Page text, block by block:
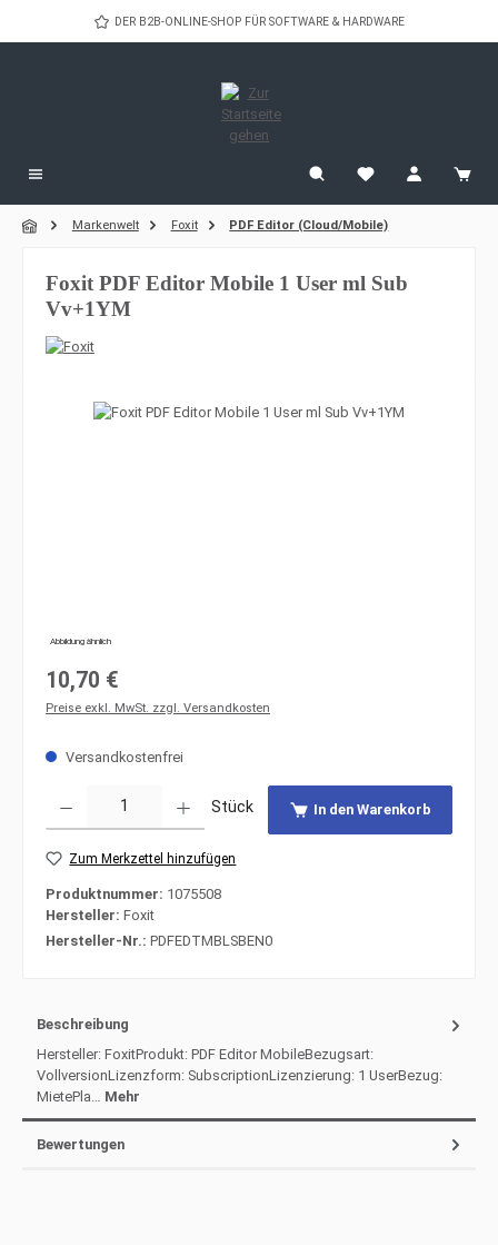
Zum Hauptinhalt springenDER B2B-ONLINE-SHOP FÜR SOFTWARE & HARDWARE
Markenwelt Foxit PDF Editor (Cloud/Mobile)
Foxit PDF Editor Mobile 1 User ml Sub
Vv+1YM
Bildergalerie überspringen
Abbildung ähnlich
Regulärer Preis:
10,70 €
Preise exkl. MwSt. zzgl. Versandkosten
Versandkostenfrei
Stück In den Warenkorb
Zum Merkzettel hinzufügen
Produktnummer: 1075508
Hersteller: Foxit
Hersteller-Nr.: PDFEDTMBLSBEN0
Beschreibung
Hersteller: FoxitProdukt: PDF Editor MobileBezugsart:
VollversionLizenzform: SubscriptionLizenzierung: 1 UserBezug:
MietePla… Mehr
Bewertungen